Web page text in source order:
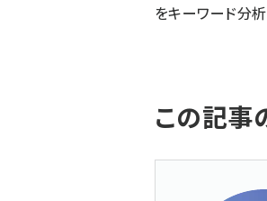
をキーワード分析
この記事